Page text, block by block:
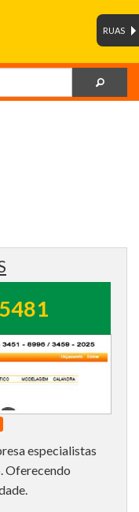
RUAS
especialistas
Oferecendo